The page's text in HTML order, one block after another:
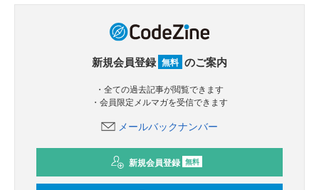
新規会員登録 無料 のご案内
・全ての過去記事が閲覧できます
・会員限定メルマガを受信できます
メールバックナンバー
新規会員登録 無料